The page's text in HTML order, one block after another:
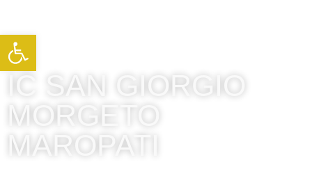
IC SAN GIORGIO
MORGETO
MAROPATI
Apri la barra degli strumenti